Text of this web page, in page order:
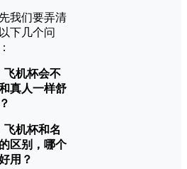
我们要弄清
下几个问
飞机杯会不
真人一样舒
飞机杯和名
区别，哪个
用？